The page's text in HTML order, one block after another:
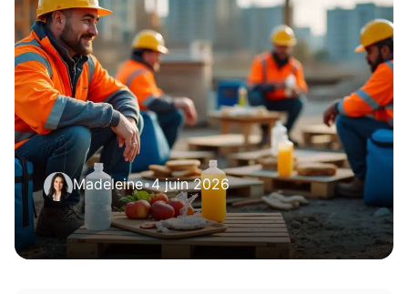
Madeleine•4 juin 2026